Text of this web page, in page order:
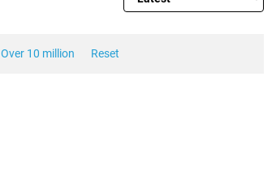
Over 10 million Reset